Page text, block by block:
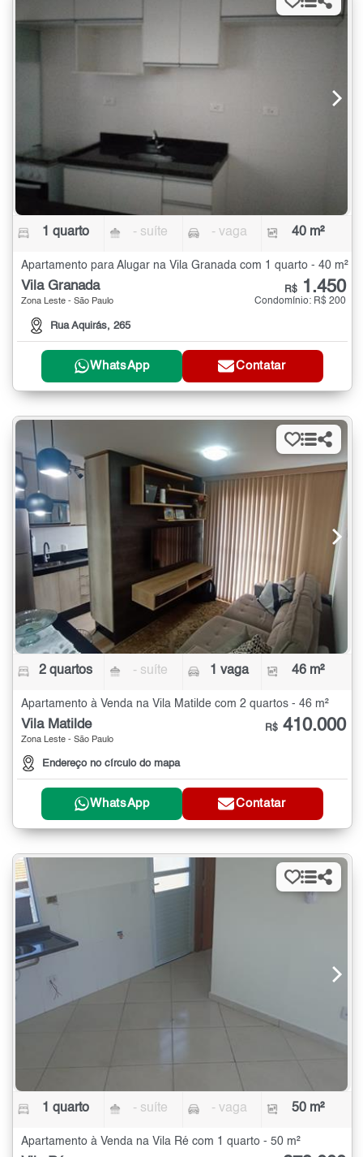
1 quarto - suíte - vaga 40 m²
Apartamento para Alugar na Vila Granada com 1 quarto - 40 m²
Vila Granada
Zona Leste - São Paulo
Rua Aquirás, 265
R$ 1.450
Condomínio: R$ 200
WhatsApp Contatar
2 quartos - suíte 1 vaga 46 m²
Apartamento à Venda na Vila Matilde com 2 quartos - 46 m²
Vila Matilde
Zona Leste - São Paulo
Endereço no círculo do mapa
R$ 410.000
WhatsApp Contatar
1 quarto - suíte - vaga 50 m²
Apartamento à Venda na Vila Ré com 1 quarto - 50 m²